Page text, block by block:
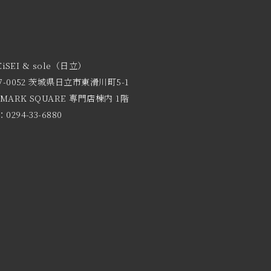
& sole（日立）
0052 茨城県日立市東滑川町5-1
SQUARE 専門店棟内 1階
0294-33-6880